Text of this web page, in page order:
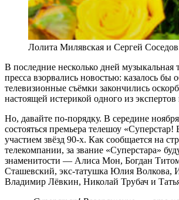
Лолита Милявская и Сергей
В последние несколько дней музыкальная
пресса взорвались новостью: казалось бы
телевизионные съёмки закончились
настоящей истерикой одного из экспертов
Но, давайте по-порядку. В середине
состояться премьера телешоу
участием звёзд 90-х. Как сообщается на
телекомпании, за звание «Суперстара»
знаменитости — Алиса Мон, Богдан
Сташевский, экс-татушка Юлия Волкова,
Владимир Лёвкин, Николай Трубач и